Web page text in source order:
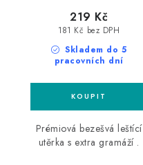
Skladem do 5
pracovních dní
181 Kč bez DPH
219 Kč
Prémiová bezešvá leštící
utěrka s extra gramáží .